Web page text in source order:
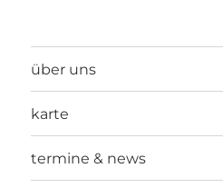
über uns
karte
termine & news